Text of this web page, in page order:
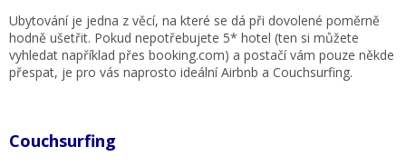
Ubytování je jedna z věcí, na které se dá při dovolené poměrně
hodně ušetřit. Pokud nepotřebujete 5* hotel (ten si můžete
vyhledat například přes booking.com) a postačí vám pouze někde
přespat, je pro vás naprosto ideální Airbnb a Couchsurfing.
Couchsurfing